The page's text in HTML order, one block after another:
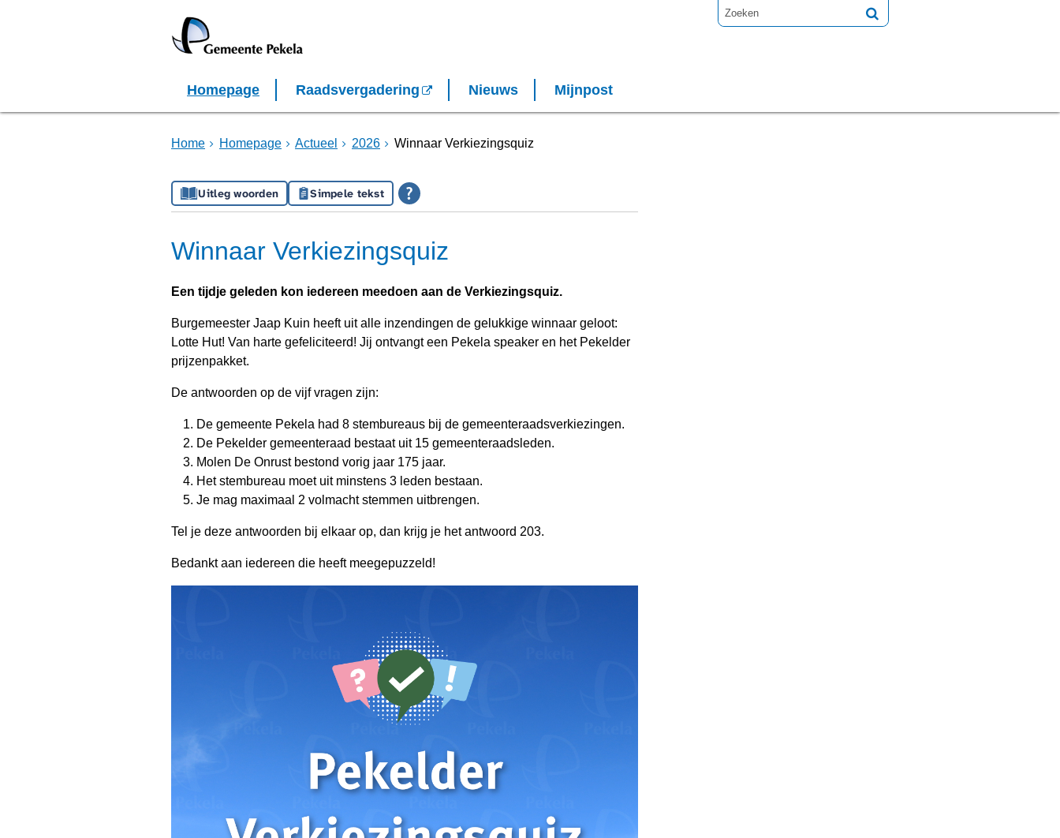
Homepage Raadsvergadering Nieuws Mijnpost
Home Homepage Actueel 2026 Winnaar Verkiezingsquiz
Uitleg woorden Simpele tekst
Winnaar Verkiezingsquiz
Een tijdje geleden kon iedereen meedoen aan de Verkiezingsquiz.
Burgemeester Jaap Kuin heeft uit alle inzendingen de gelukkige winnaar geloot:
Lotte Hut! Van harte gefeliciteerd! Jij ontvangt een Pekela speaker en het Pekelder
prijzenpakket.
De antwoorden op de vijf vragen zijn:
De gemeente Pekela had 8 stembureaus bij de gemeenteraadsverkiezingen.
De Pekelder gemeenteraad bestaat uit 15 gemeenteraadsleden.
Molen De Onrust bestond vorig jaar 175 jaar.
Het stembureau moet uit minstens 3 leden bestaan.
Je mag maximaal 2 volmacht stemmen uitbrengen.
Tel je deze antwoorden bij elkaar op, dan krijg je het antwoord 203.
Bedankt aan iedereen die heeft meegepuzzeld!